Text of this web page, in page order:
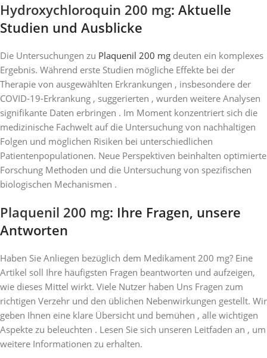
Hydroxychloroquin 200 mg: Aktuelle
Studien und Ausblicke
Die Untersuchungen zu Plaquenil 200 mg deuten ein komplexes
Ergebnis. Während erste Studien mögliche Effekte bei der
Therapie von ausgewählten Erkrankungen , insbesondere der
COVID-19-Erkrankung , suggerierten , wurden weitere Analysen
signifikante Daten erbringen . Im Moment konzentriert sich die
medizinische Fachwelt auf die Untersuchung von nachhaltigen
Folgen und möglichen Risiken bei unterschiedlichen
Patientenpopulationen. Neue Perspektiven beinhalten optimierte
Forschung Methoden und die Untersuchung von spezifischen
biologischen Mechanismen .
Plaquenil 200 mg: Ihre Fragen, unsere
Antworten
Haben Sie Anliegen bezüglich dem Medikament 200 mg? Eine
Artikel soll Ihre häufigsten Fragen beantworten und aufzeigen,
wie dieses Mittel wirkt. Viele Nutzer haben Uns Fragen zum
richtigen Verzehr und den üblichen Nebenwirkungen gestellt. Wir
geben Ihnen eine klare Übersicht und bemühen , alle wichtigen
Aspekte zu beleuchten . Lesen Sie sich unseren Leitfaden an , um
weitere Informationen zu erhalten.